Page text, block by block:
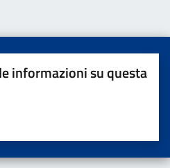
informazioni su questa
su 5
su 5